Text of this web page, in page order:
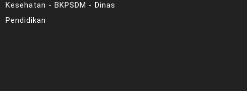
Kesehatan - BKPSDM - Dinas
Pendidikan